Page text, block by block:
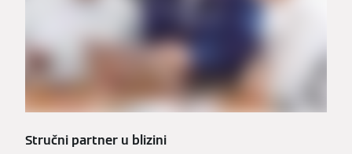
Stručni partner u blizini